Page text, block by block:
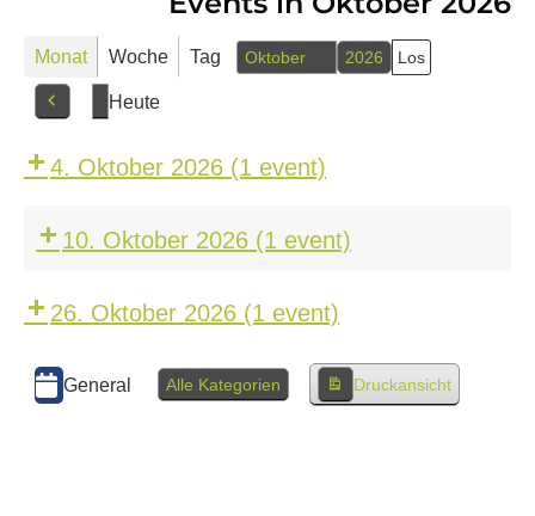
Monat Woche Tag
Monat
Jahr
Vorherige
Heute
4. Oktober 2026 (1 event)
10. Oktober 2026 (1 event)
26. Oktober 2026 (1 event)
Kategorien
General Alle Kategorien Druckansicht